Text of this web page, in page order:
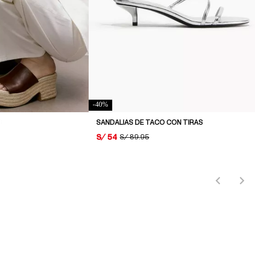
-40%
SANDALIAS DE TACO CON TIRAS
ORIGINAL PRICE:
S/ 89.95
PRICE:
S/ 54